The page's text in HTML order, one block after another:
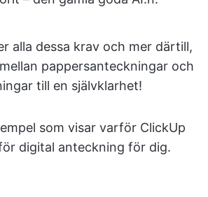
alla dessa krav och mer därtill,
pappersanteckningar och
till en självklarhet!
som visar varför ClickUp
digital anteckning för dig.